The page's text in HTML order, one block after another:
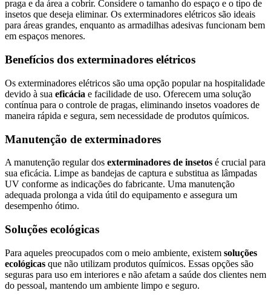
praga e da área a cobrir. Considere o tamanho do espaço e o tipo de
insetos que deseja eliminar. Os exterminadores elétricos são ideais
para áreas grandes, enquanto as armadilhas adesivas funcionam bem
em espaços menores.
Benefícios dos exterminadores elétricos
Os exterminadores elétricos são uma opção popular na hospitalidade
devido à sua eficácia e facilidade de uso. Oferecem uma solução
contínua para o controle de pragas, eliminando insetos voadores de
maneira rápida e segura, sem necessidade de produtos químicos.
Manutenção de exterminadores
A manutenção regular dos exterminadores de insetos é crucial para
sua eficácia. Limpe as bandejas de captura e substitua as lâmpadas
UV conforme as indicações do fabricante. Uma manutenção
adequada prolonga a vida útil do equipamento e assegura um
desempenho ótimo.
Soluções ecológicas
Para aqueles preocupados com o meio ambiente, existem soluções
ecológicas que não utilizam produtos químicos. Essas opções são
seguras para uso em interiores e não afetam a saúde dos clientes nem
do pessoal, mantendo um ambiente limpo e seguro.